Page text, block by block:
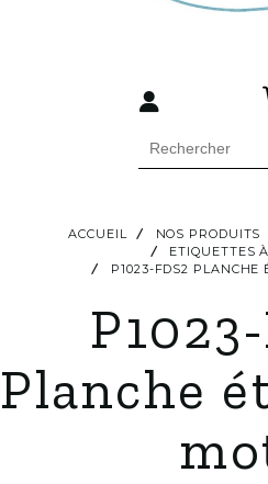
ACCUEIL NOS PRODUITS
ETIQUETTES
P1023-FDS2 PLANCHE
Planche